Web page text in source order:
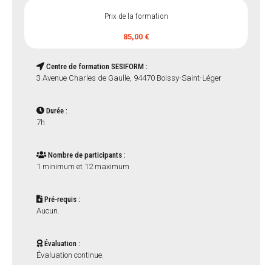
Prix de la formation
85,00 €
Centre de formation SESIFORM :
3 Avenue Charles de Gaulle, 94470 Boissy-Saint-Léger
Durée :
7h
Nombre de participants :
1 minimum et 12 maximum
Pré-requis :
Aucun.
Évaluation :
Évaluation continue.